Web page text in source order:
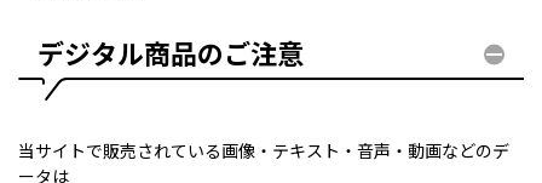
デジタル商品のご注意
当サイトで販売されている画像・テキスト・音声・動画などのデ
ータは